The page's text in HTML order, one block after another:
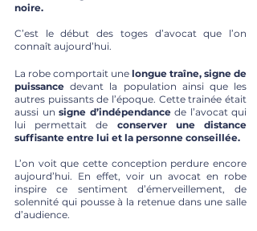
noire.
C’est le début des toges d’avocat que l’on
connaît aujourd’hui.
La robe comportait une longue traîne, signe de
puissance devant la population ainsi que les
autres puissants de l’époque. Cette trainée était
aussi un signe d’indépendance de l’avocat qui
lui permettait de conserver une distance
suffisante entre lui et la personne conseillée.
L’on voit que cette conception perdure encore
aujourd’hui. En effet, voir un avocat en robe
inspire ce sentiment d’émerveillement, de
solennité qui pousse à la retenue dans une salle
d’audience.